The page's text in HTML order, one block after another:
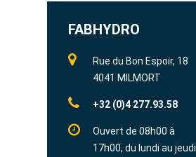
FABHYDRO
Rue du Bon Espoir, 18
4041 MILMORT
+32 (0)4 277.93.58
Ouvert de 08h00 à
17h00, du lundi au jeudi.